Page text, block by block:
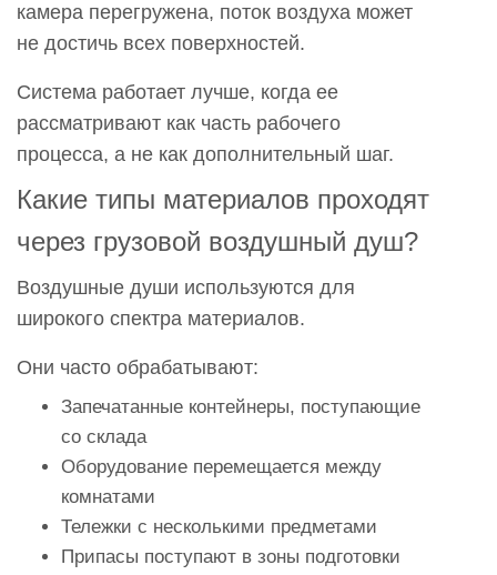
камера перегружена, поток воздуха может
не достичь всех поверхностей.
Система работает лучше, когда ее
рассматривают как часть рабочего
процесса, а не как дополнительный шаг.
Какие типы материалов проходят
через грузовой воздушный душ?
Воздушные души используются для
широкого спектра материалов.
Они часто обрабатывают:
Запечатанные контейнеры, поступающие
со склада
Оборудование перемещается между
комнатами
Тележки с несколькими предметами
Припасы поступают в зоны подготовки